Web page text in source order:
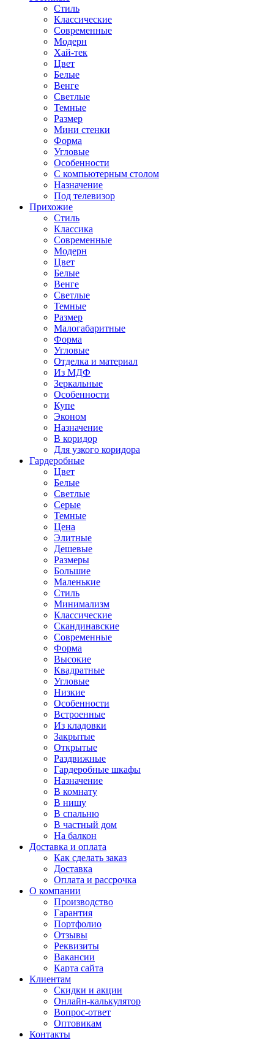
Стиль
Классические
Современные
Модерн
Хай-тек
Цвет
Белые
Венге
Светлые
Темные
Размер
Мини стенки
Форма
Угловые
Особенности
С компьютерным столом
Назначение
Под телевизор
Прихожие
Стиль
Классика
Современные
Модерн
Цвет
Белые
Венге
Светлые
Темные
Размер
Малогабаритные
Форма
Угловые
Отделка и материал
Из МДФ
Зеркальные
Особенности
Купе
Эконом
Назначение
В коридор
Для узкого коридора
Гардеробные
Цвет
Белые
Светлые
Серые
Темные
Цена
Элитные
Дешевые
Размеры
Большие
Маленькие
Стиль
Минимализм
Классические
Скандинавские
Современные
Форма
Высокие
Квадратные
Угловые
Низкие
Особенности
Встроенные
Из кладовки
Закрытые
Открытые
Раздвижные
Гардеробные шкафы
Назначение
В комнату
В нишу
В спальню
В частный дом
На балкон
Доставка и оплата
Как сделать заказ
Доставка
Оплата и рассрочка
О компании
Производство
Гарантия
Портфолио
Отзывы
Реквизиты
Вакансии
Карта сайта
Клиентам
Скидки и акции
Онлайн-калькулятор
Вопрос-ответ
Оптовикам
Контакты